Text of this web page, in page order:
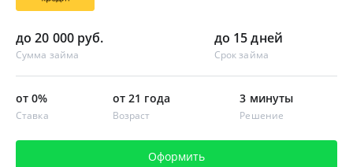
до 20 000 руб.
Сумма займа
до 15 дней
Срок займа
от 0%
Ставка
от 21 года
Возраст
3 минуты
Решение
Оформить